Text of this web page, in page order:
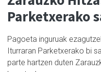
Parketxerako
Pagoeta inguruak
Iturraran Parketxerako bi
parte hartzen duten